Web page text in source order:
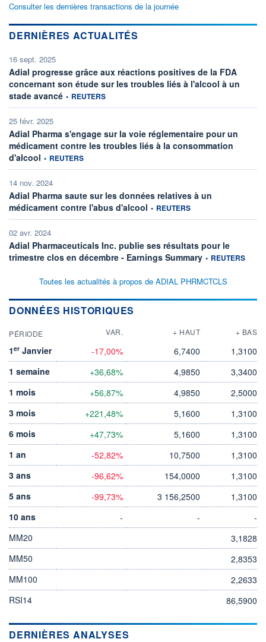
Consulter les dernières transactions de la journée
DERNIÈRES ACTUALITÉS
16 sept. 2025
Adial progresse grâce aux réactions positives de la FDA
concernant son étude sur les troubles liés à l'alcool à un
stade avancé information fournie par
• REUTERS
25 févr. 2025
Adial Pharma s'engage sur la voie réglementaire pour un
médicament contre les troubles liés à la consommation
d'alcool information fournie par
• REUTERS
14 nov. 2024
Adial Pharma saute sur les données relatives à un
médicament contre l'abus d'alcool information fournie par
• REUTERS
02 avr. 2024
Adial Pharmaceuticals Inc. publie ses résultats pour le
trimestre clos en décembre - Earnings Summaryinformation fournie
• REUTERS
Toutes les actualités à propos de ADIAL PHRMCTCLS
DONNÉES HISTORIQUES
PÉRIODE VAR. + HAUT + BAS
1er Janvier -17,00% 6,7400
1,3100
1 semaine
+36,68% 4,9850
3,3400
1 mois
+56,87% 4,9850
2,5000
3 mois
+221,48% 5,1600
1,3100
6 mois
+47,73% 5,1600
1,3100
1 an
-52,82% 10,7500
1,3100
3 ans
-96,62% 154,0000
1,3100
5 ans
-99,73% 3 156,2500
1,3100
10 ans
- -
-
MM20
3,1828
MM50
2,8353
MM100
2,2633
RSI14
86,5900
DERNIÈRES ANALYSES